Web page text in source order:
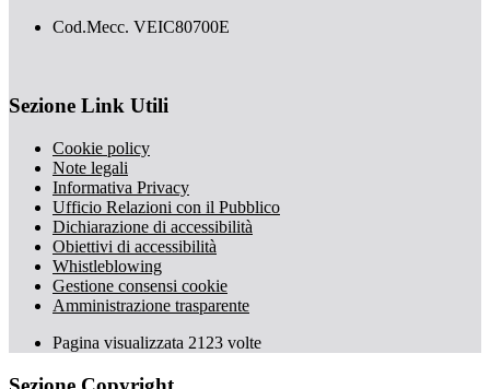
Cod.Mecc. VEIC80700E
Sezione Link Utili
Cookie policy
Note legali
Informativa Privacy
Ufficio Relazioni con il Pubblico
Dichiarazione di accessibilità
Obiettivi di accessibilità
Whistleblowing
Gestione consensi cookie
Amministrazione trasparente
Pagina visualizzata 2123 volte